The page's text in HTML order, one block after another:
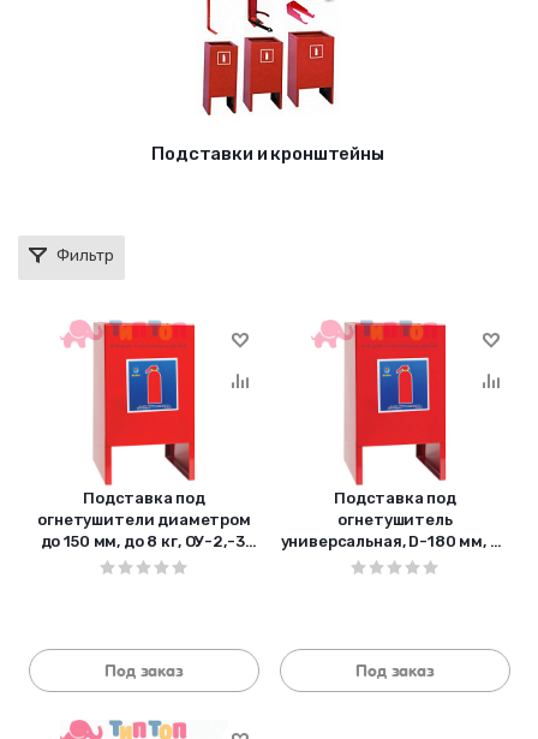
Подставки и кронштейны
Фильтр
Подставка под
огнетушители диаметром
до 150 мм, до 8 кг, ОУ-2,-3,
ОП-4,-5, сварная, ЯРПОЖ,
Под заказ
Подставка под
огнетушитель
универсальная, D-180 мм, до
12 кг, ОП-5, -6, -8, -10,
Под заказ